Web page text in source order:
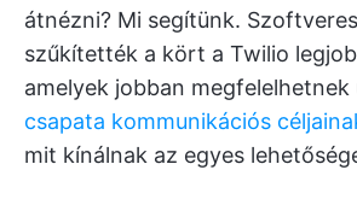
átnézni? Mi segítünk.
szűkítették a kört a Twilio
amelyek jobban megfelelhetnek
csapata kommunikációs
mit kínálnak az egyes